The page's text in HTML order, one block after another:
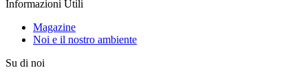
Informazioni Utili
Magazine
Noi e il nostro ambiente
Su di noi